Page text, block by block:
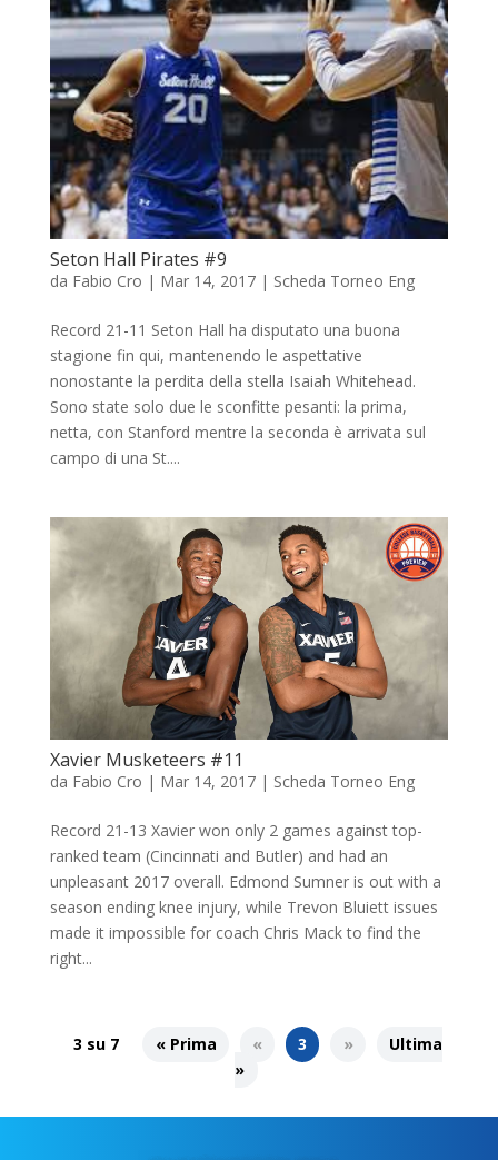
Seton Hall Pirates #9
da Fabio Cro | Mar 14, 2017| Scheda Torneo Eng
Record 21-11 Seton Hall ha disputato una buona
stagione fin qui, mantenendo le aspettative
nonostante la perdita della stella Isaiah Whitehead.
Sono state solo due le sconfitte pesanti: la prima,
netta, con Stanford mentre la seconda è arrivata sul
campo di una St....
Xavier Musketeers #11
da Fabio Cro | Mar 14, 2017| Scheda Torneo Eng
Record 21-13 Xavier won only 2 games against top-
ranked team (Cincinnati and Butler) and had an
unpleasant 2017 overall. Edmond Sumner is out with a
season ending knee injury, while Trevon Bluiett issues
made it impossible for coach Chris Mack to find the
right...
3 su 7 « Prima « 3 »
Ultima
»